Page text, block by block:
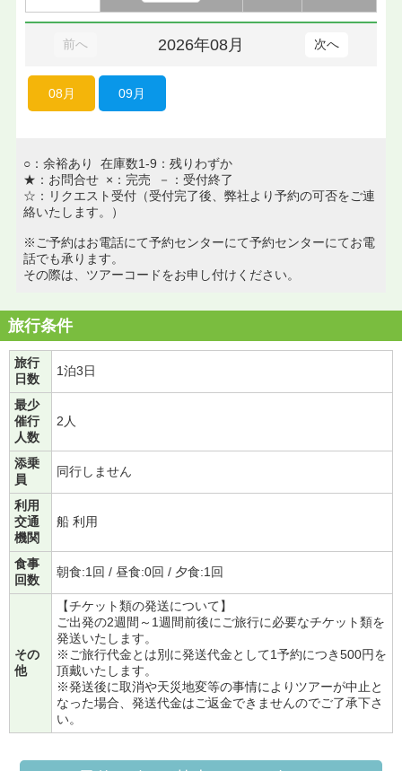
前へ 2026年08月 次へ
08月 09月
○：余裕あり 在庫数1-9：残りわずか
★：お問合せ ×：完売 －：受付終了
☆：リクエスト受付（受付完了後、弊社より予約の可否をご連
絡いたします。）
※ご予約はお電話にて予約センターにて予約センターにてお電
話でも承ります。
その際は、ツアーコードをお申し付けください。
旅行条件
旅行
日数
1泊3日
最少
催行
人数
2人
添乗
員
同行しません
利用
交通
機関
船 利用
食事
回数
朝食:1回 / 昼食:0回 / 夕食:1回
その
他
【チケット類の発送について】
ご出発の2週間～1週間前後にご旅行に必要なチケット類を
発送いたします。
※ご旅行代金とは別に発送代金として1予約につき500円を
頂戴いたします。
※発送後に取消や天災地変等の事情によりツアーが中止と
なった場合、発送代金はご返金できませんのでご了承下さ
い。